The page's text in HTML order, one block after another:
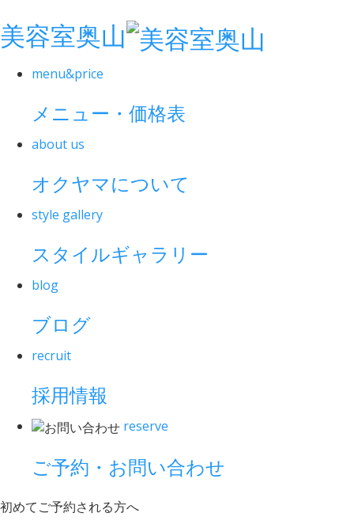
美容室奥山
menu&price
メニュー・価格表
about us
オクヤマについて
style gallery
スタイルギャラリー
blog
ブログ
recruit
採用情報
reserve
ご予約・お問い合わせ
初めてご予約される方へ